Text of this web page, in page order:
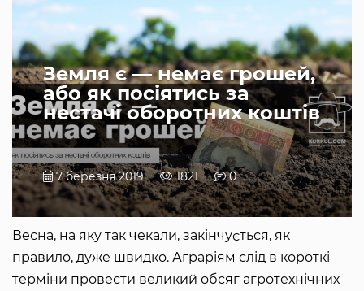
Земля є ― немає грошей,
або як посіятись за
нестачі оборотних коштів
7 березня 2019 1821 0
Весна, на яку так чекали, закінчується, як
правило, дуже швидко. Аграріям слід в короткі
терміни провести великий обсяг агротехнічних